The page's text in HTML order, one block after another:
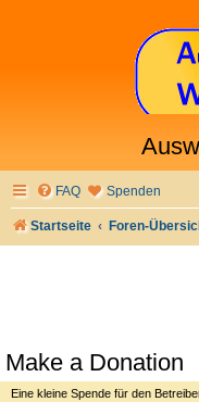
FAQ Spenden
Startseite Foren-
Make a Donation
Eine kleine Spende für den